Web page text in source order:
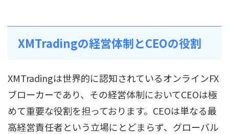
XMTradingの経営体制とCEOの役割
XMTradingは世界的に認知されているオンラインFX
ブローカーであり、その経営体制においてCEOは極
めて重要な役割を担っております。CEOは単なる最
高経営責任者という立場にとどまらず、グローバル